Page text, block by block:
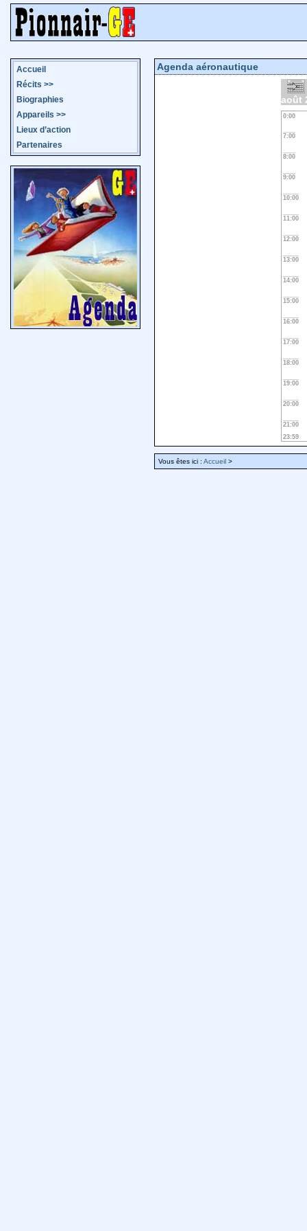
Accueil
Récits >>
Biographies
Appareils >>
Lieux d’action
Partenaires
Agenda aéronautique
août
0:00
7:00
8:00
9:00
10:00
11:00
12:00
13:00
14:00
15:00
16:00
17:00
18:00
19:00
20:00
21:00
23:59
Vous êtes ici : Accueil >